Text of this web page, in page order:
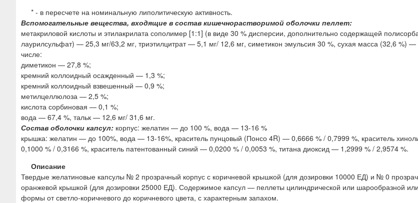
* - в пересчете на номинальную липолитическую активность.
Вспомогательные вещества, входящие в состав кишечнорастворимой оболочки пеллет:
метакриловой кислоты и этилакрилата сополимер [1:1] (в виде 30 % дисперсии, дополнительно содержащей
лаурилсульфат) — 25,3 мг/63,2 мг, триэтилцитрат — 5,1 мг/ 12,6 мг, симетикон эмульсия 30 %, сухая масса (32,6 %) —
числе:
диметикон — 27,8 %;
кремний коллоидный осажденный — 1,3 %;
кремний коллоидный взвешенный — 0,9 %;
метилцеллюлоза — 2,5 %;
кислота сорбиновая — 0,1 %;
вода — 67,4 %, тальк — 12,6 мг/ 31,6 мг.
Состав оболочки капсул: корпус: желатин — до 100 %, вода — 13-16 %
крышка: желатин — до 100%, вода — 13-16%, краситель пунцовый (Понсо 4R) — 0,6666 % / 0,7999 %, краситель
0,1000 % / 0,3166 %, краситель патентованный синий — 0,0200 % / 0,0053 %, титана диоксид — 1,2999 % / 2,9574 %.
Описание
Твердые желатиновые капсулы № 2 прозрачный корпус с коричневой крышкой (для дозировки 10000 ЕД) и № 0
оранжевой крышкой (для дозировки 25000 ЕД). Содержимое капсул — пеллеты цилиндрической или шарообразной
формы от светло-коричневого до коричневого цвета, с характерным запахом.